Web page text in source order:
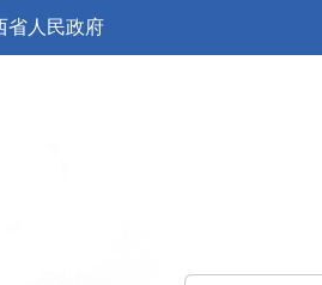
省人民政府